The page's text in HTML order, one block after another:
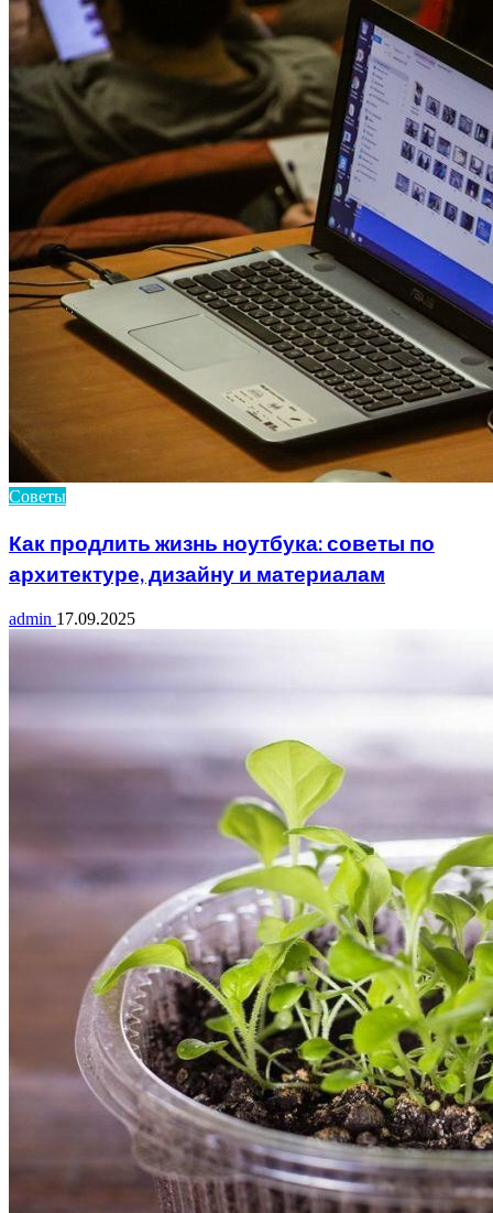
Советы
Как продлить жизнь ноутбука: советы по
архитектуре, дизайну и материалам
admin 17.09.2025